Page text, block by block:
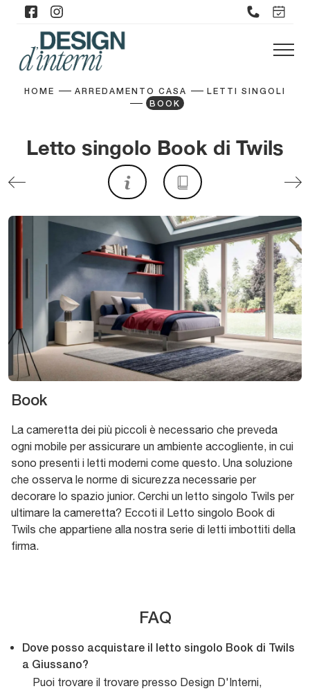
HOME ARREDAMENTO CASA
LETTI SINGOLI
BOOK
Letto singolo Book di Twils
Book
La cameretta dei più piccoli è necessario che preveda
ogni mobile per assicurare un ambiente accogliente, in cui
sono presenti i letti moderni come questo. Una soluzione
che osserva le norme di sicurezza necessarie per
decorare lo spazio junior. Cerchi un letto singolo Twils per
ultimare la cameretta? Eccoti il Letto singolo Book di
Twils che appartiene alla nostra serie di letti imbottiti della
firma.
FAQ
Dove posso acquistare il letto singolo Book di Twils
a Giussano?
Puoi trovare il trovare presso Design D'Interni,